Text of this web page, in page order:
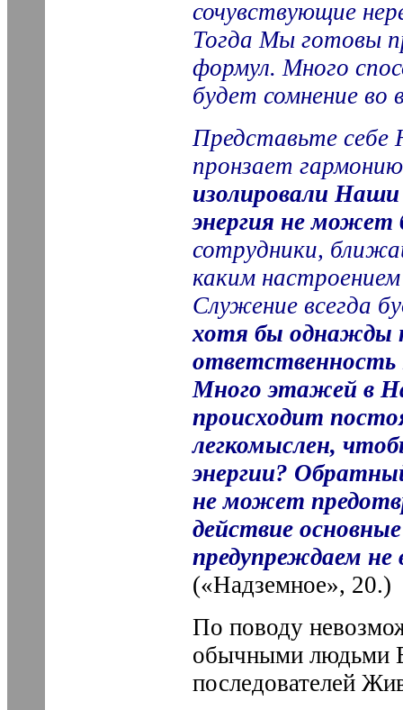
сочувствующие
Тогда Мы готовы
формул. Много
будет сомнение во
Представьте
пронзает
изолировали
энергия не может
сотрудники,
каким
Служение всегда
хотя бы однажды
Много этажей в
происходит
легкомыслен,
энергии?
не может
действие
предупреждаем
(«Надземное», 20.)
По поводу
обычными людьми
последователей